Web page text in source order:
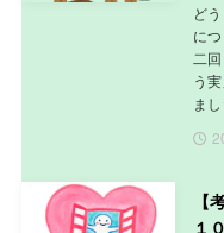
ど
に
二
う
ま
【
１